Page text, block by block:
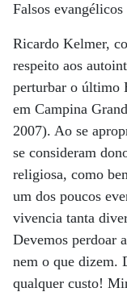
Falsos evangélicos
Ricardo Kelmer,
respeito aos
perturbar o último
em Campina
2007). Ao se
se consideram
religiosa, como
um dos poucos
vivencia tanta
Devemos perdoar
nem o que dizem.
qualquer custo!